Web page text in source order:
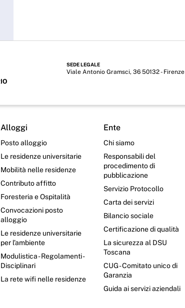
SEDE LEGALE
Viale Antonio Gramsci, 36 50132 - Firenze
Alloggi
Posto alloggio
Le residenze universitarie
Mobilità nelle residenze
Contributo affitto
Foresteria e Ospitalità
Convocazioni posto
alloggio
Le residenze universitarie
per l’ambiente
Modulistica - Regolamenti -
Disciplinari
La rete wifi nelle residenze
Ente
Chi siamo
Responsabili del
procedimento di
pubblicazione
Servizio Protocollo
Carta dei servizi
Bilancio sociale
Certificazione di qualità
La sicurezza al DSU
Toscana
CUG - Comitato unico di
Garanzia
Guida ai servizi aziendali